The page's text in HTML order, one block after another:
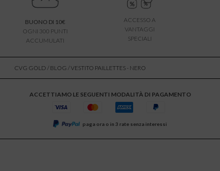
BUONO DI 10€
OGNI 300 PUNTI
ACCUMULATI
ACCESSO A
VANTAGGI
SPECIALI
CVG GOLD / BLOG / VESTITO PAILLETTES - NERO
ACCETTIAMO LE SEGUENTI MODALITÀ DI PAGAMENTO
paga ora o in 3 rate senza interessi